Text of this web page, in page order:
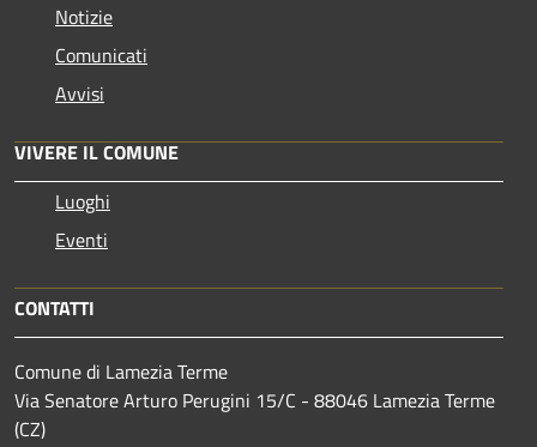
Notizie
Comunicati
Avvisi
VIVERE IL COMUNE
Luoghi
Eventi
CONTATTI
Comune di Lamezia Terme
Via Senatore Arturo Perugini 15/C - 88046 Lamezia Terme
(CZ)